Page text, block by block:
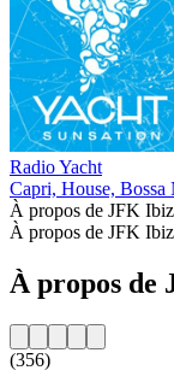
Radio Yacht
Capri, House, Bossa
À propos de JFK
À propos de JFK
À propos de
(356)